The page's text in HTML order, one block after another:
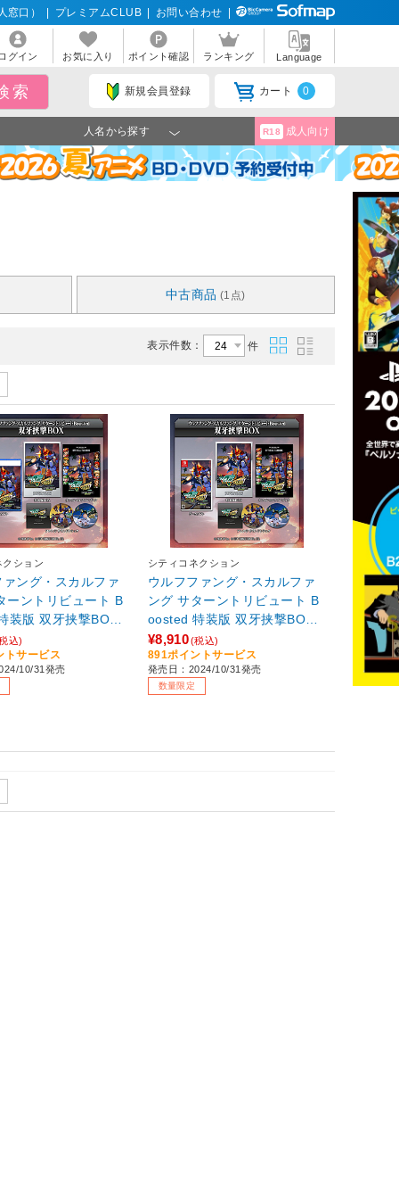
窓口） プレミアムCLUB お問い合わせ
グイン お気に入り ポイント確認 ランキング Language
新規会員登録 カート 0
人名から探す R18 成人向け
中古商品 (1点)
表示件数： 件
クション
ング・スカルファ
ーントリビュート B
装版 双牙挟撃BOX
ムソフト】【sof00
込)
トサービス
10/31発売
シティコネクション
ウルフファング・スカルファ
ング サターントリビュート B
oosted 特装版 双牙挟撃BOX
【Switchゲームソフト】【sof
001】
¥8,910(税込)
891ポイントサービス
発売日：2024/10/31発売
数量限定